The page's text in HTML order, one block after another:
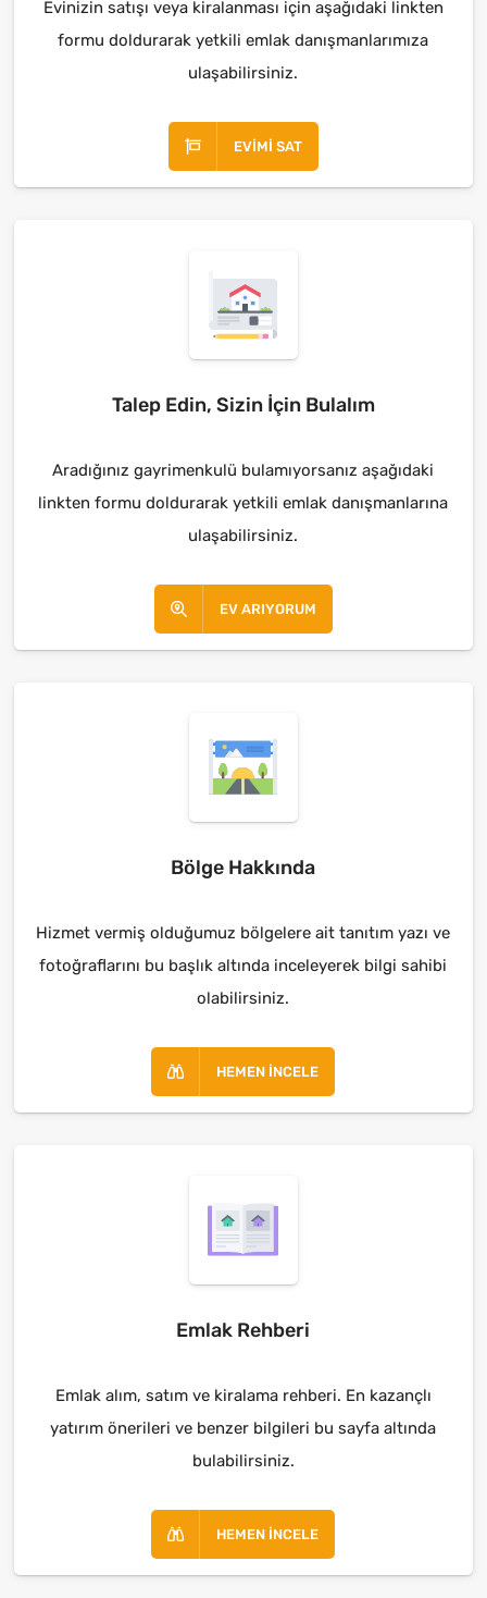
Evinizin satışı veya kiralanması için aşağıdaki linkten
formu doldurarak yetkili emlak danışmanlarımıza
ulaşabilirsiniz.
EVIMI SAT
Talep Edin, Sizin İçin Bulalım
Aradığınız gayrimenkulü bulamıyorsanız aşağıdaki
linkten formu doldurarak yetkili emlak danışmanlarına
ulaşabilirsiniz.
EV ARIYORUM
Bölge Hakkında
Hizmet vermiş olduğumuz bölgelere ait tanıtım yazı ve
fotoğraflarını bu başlık altında inceleyerek bilgi sahibi
olabilirsiniz.
HEMEN İNCELE
Emlak Rehberi
Emlak alım, satım ve kiralama rehberi. En kazançlı
yatırım önerileri ve benzer bilgileri bu sayfa altında
bulabilirsiniz.
HEMEN İNCELE